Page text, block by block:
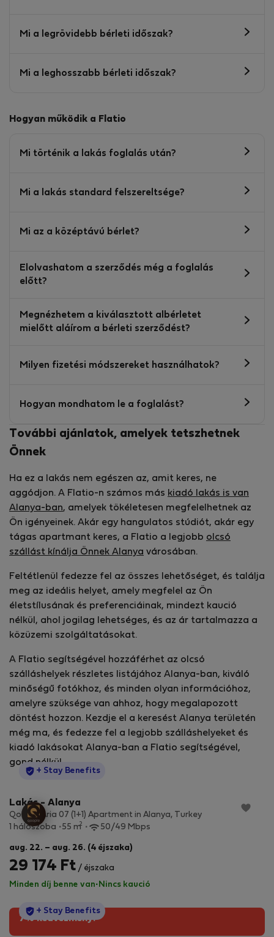
Mi a legrövidebb bérleti időszak?
Mi a leghosszabb bérleti időszak?
Hogyan működik a Flatio
Mi történik a lakás foglalás után?
Mi a lakás standard felszereltsége?
Mi az a középtávú bérlet?
Elolvashatom a szerződés még a foglalás
előtt?
Megnézhetem a kiválasztott albérletet
mielőtt aláírom a bérleti szerződést?
Milyen fizetési módszereket használhatok?
Hogyan mondhatom le a foglalást?
További ajánlatok, amelyek tetszhetnek
Önnek
Ha ez a lakás nem egészen az, amit keres, ne
aggódjon. A Flatio-n számos más kiadó lakás is van
Alanya-ban, amelyek tökéletesen megfelelhetnek az
Ön igényeinek. Akár egy hangulatos stúdiót, akár egy
tágas apartmant keres, a Flatio a legjobb olcsó
szállást kínálja Önnek Alanya városában.
Feltétlenül fedezze fel az összes lehetőséget, és találja
meg az ideális helyet, amely megfelel az Ön
életstílusának és preferenciáinak, mindezt kaució
nélkül, ahol jogilag lehetséges, és az ár tartalmazza a
közüzemi szolgáltatásokat.
A Flatio segítségével hozzáférhet az olcsó
szálláshelyek részletes listájához Alanya-ban, kiváló
minőségű fotókhoz, és minden olyan információhoz,
amelyre szüksége van ahhoz, hogy megalapozott
döntést hozzon. Kezdje el a keresést Alanya területén
még ma, és fedezze fel a legjobb szálláshelyeket és
kiadó lakásokat Alanya-ban a Flatio segítségével,
gond nélkül.
StayProtection
+ Stay Benefits
Lakás - Alanya
Qoople Aria 07 (1+1) Apartment in Alanya, Turkey
1 hálószoba
55 m2 50/49 Mbps
aug. 22. – aug. 26. (4 éjszaka)
29 174 Ft / éjszaka
Minden díj benne van· Nincs kaució
7% kedvezmény!
StayProtection
+ Stay Benefits